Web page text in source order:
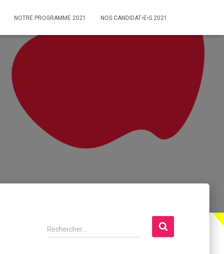
NOTRE PROGRAMME 2021 NOS CANDIDAT•E•S 2021
R
e
Rechercher…